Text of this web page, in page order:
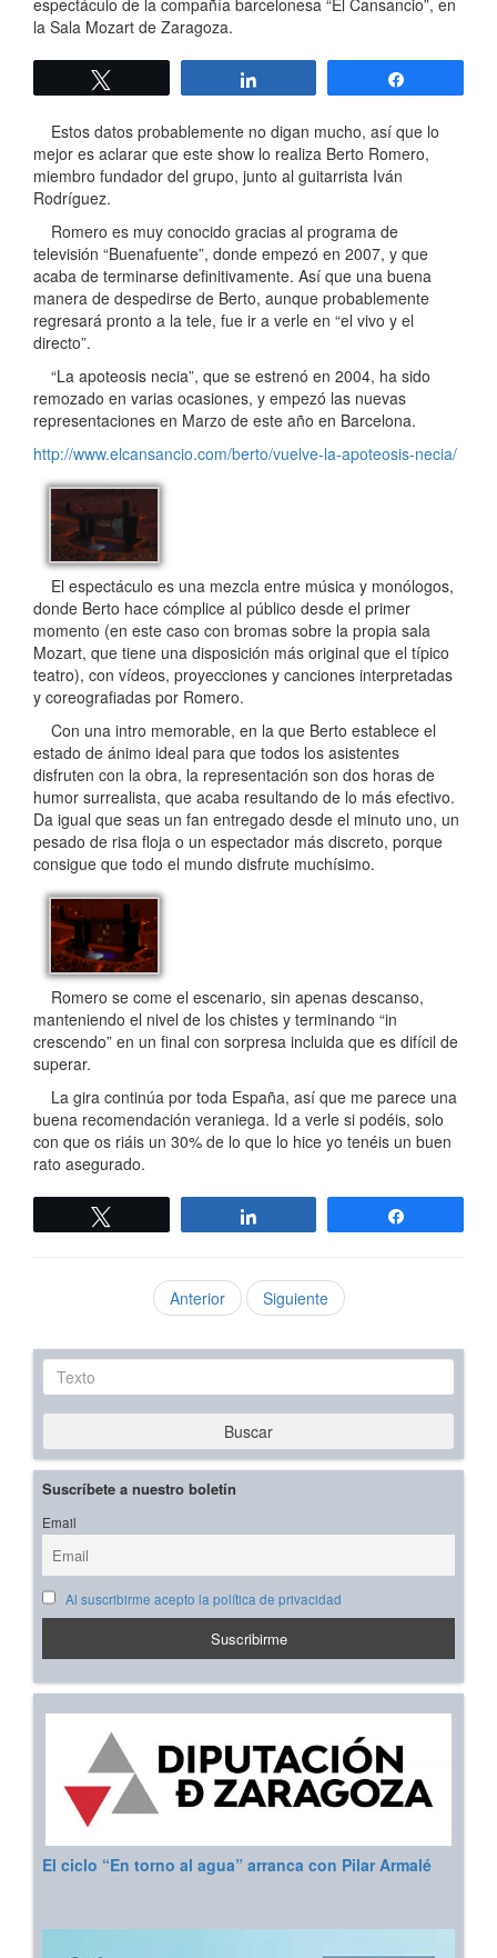
espectáculo de la compañía barcelonesa “El Cansancio”, en
la Sala Mozart de Zaragoza.
Estos datos probablemente no digan mucho, así que lo
mejor es aclarar que este show lo realiza Berto Romero,
miembro fundador del grupo, junto al guitarrista Iván
Rodríguez.
Romero es muy conocido gracias al programa de
televisión “Buenafuente”, donde empezó en 2007, y que
acaba de terminarse definitivamente. Así que una buena
manera de despedirse de Berto, aunque probablemente
regresará pronto a la tele, fue ir a verle en “el vivo y el
directo”.
“La apoteosis necia”, que se estrenó en 2004, ha sido
remozado en varias ocasiones, y empezó las nuevas
representaciones en Marzo de este año en Barcelona.
http://www.elcansancio.com/berto/vuelve-la-apoteosis-necia/
El espectáculo es una mezcla entre música y monólogos,
donde Berto hace cómplice al público desde el primer
momento (en este caso con bromas sobre la propia sala
Mozart, que tiene una disposición más original que el típico
teatro), con vídeos, proyecciones y canciones interpretadas
y coreografiadas por Romero.
Con una intro memorable, en la que Berto establece el
estado de ánimo ideal para que todos los asistentes
disfruten con la obra, la representación son dos horas de
humor surrealista, que acaba resultando de lo más efectivo.
Da igual que seas un fan entregado desde el minuto uno, un
pesado de risa floja o un espectador más discreto, porque
consigue que todo el mundo disfrute muchísimo.
Romero se come el escenario, sin apenas descanso,
manteniendo el nivel de los chistes y terminando “in
crescendo” en un final con sorpresa incluida que es difícil de
superar.
La gira continúa por toda España, así que me parece una
buena recomendación veraniega. Id a verle si podéis, solo
con que os riáis un 30% de lo que lo hice yo tenéis un buen
rato asegurado.
Anterior Siguiente
Texto
Buscar
Suscríbete a nuestro boletín
Email
Al suscribirme acepto la política de privacidad
El ciclo “En torno al agua” arranca con Pilar Armalé